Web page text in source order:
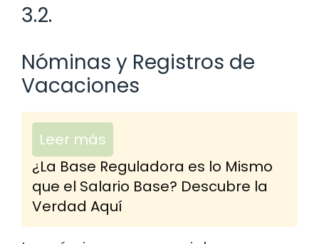
3.2.
Nóminas y Registros de
Vacaciones
Leer más
¿La Base Reguladora es lo Mismo
que el Salario Base? Descubre la
Verdad Aquí